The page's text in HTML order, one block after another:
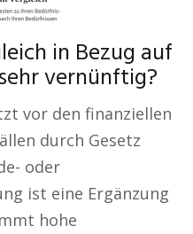
in Bezug auf
vernünftig?
vor den finanziellen
durch Gesetz
oder
ist eine Ergänzung
hohe